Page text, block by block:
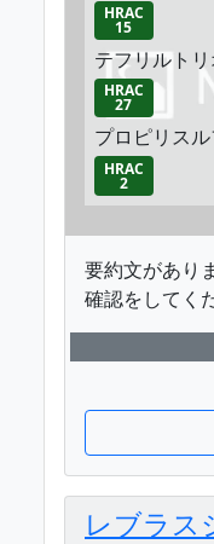
HRAC
15
テフリルト
HRAC
27
プロピリス
HRAC
2
要約文があり
確認をしてく
レブラス